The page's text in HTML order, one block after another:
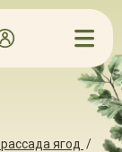
ягод /